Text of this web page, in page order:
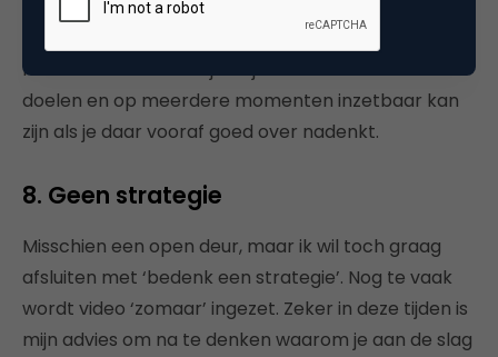
waarschijnlijk een professionele productie – en dus
maken. Bedenk hierbij dat je video voor meerdere
doelen en op meerdere momenten inzetbaar kan
zijn als je daar vooraf goed over nadenkt.
8. Geen strategie
Misschien een open deur, maar ik wil toch graag
afsluiten met ‘bedenk een strategie’. Nog te vaak
wordt video ‘zomaar’ ingezet. Zeker in deze tijden is
mijn advies om na te denken waarom je aan de slag